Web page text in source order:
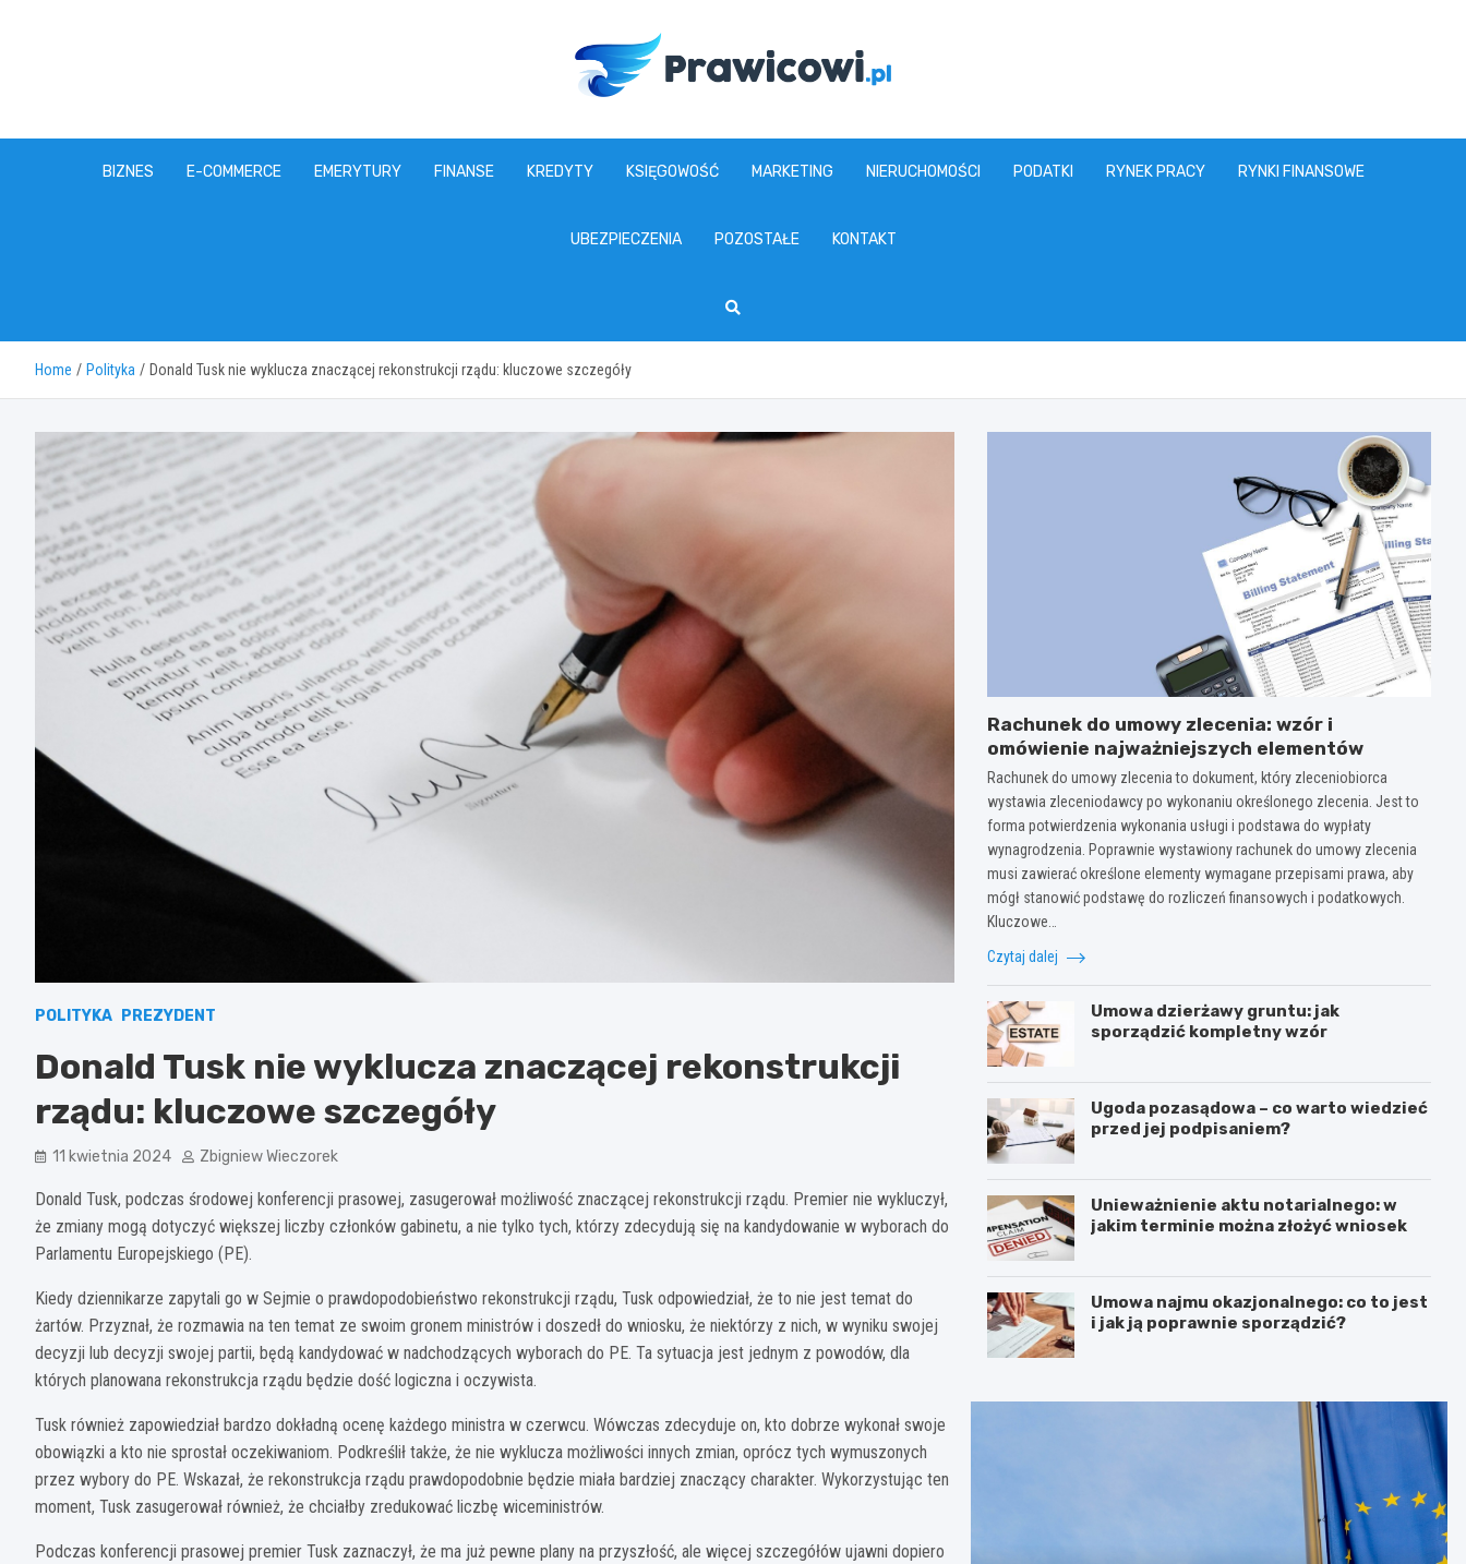
BIZNES E-COMMERCE EMERYTURY FINANSE KREDYTY KSIĘGOWOŚĆ MARKETING NIERUCHOMOŚCI PODATKI RYNEK PRACY RYNKI FINANSOWE
UBEZPIECZENIA POZOSTAŁE KONTAKT
Home Polityka Donald Tusk nie wyklucza znaczącej rekonstrukcji rządu: kluczowe szczegóły
POLITYKA PREZYDENT
Donald Tusk nie wyklucza znaczącej rekonstrukcji
rządu: kluczowe szczegóły
11 kwietnia 2024 Zbigniew Wieczorek
Donald Tusk, podczas środowej konferencji prasowej, zasugerował możliwość znaczącej rekonstrukcji rządu. Premier nie wykluczył,
że zmiany mogą dotyczyć większej liczby członków gabinetu, a nie tylko tych, którzy zdecydują się na kandydowanie w wyborach do
Parlamentu Europejskiego (PE).
Kiedy dziennikarze zapytali go w Sejmie o prawdopodobieństwo rekonstrukcji rządu, Tusk odpowiedział, że to nie jest temat do
żartów. Przyznał, że rozmawia na ten temat ze swoim gronem ministrów i doszedł do wniosku, że niektórzy z nich, w wyniku swojej
decyzji lub decyzji swojej partii, będą kandydować w nadchodzących wyborach do PE. Ta sytuacja jest jednym z powodów, dla
których planowana rekonstrukcja rządu będzie dość logiczna i oczywista.
Tusk również zapowiedział bardzo dokładną ocenę każdego ministra w czerwcu. Wówczas zdecyduje on, kto dobrze wykonał swoje
obowiązki a kto nie sprostał oczekiwaniom. Podkreślił także, że nie wyklucza możliwości innych zmian, oprócz tych wymuszonych
przez wybory do PE. Wskazał, że rekonstrukcja rządu prawdopodobnie będzie miała bardziej znaczący charakter. Wykorzystując ten
moment, Tusk zasugerował również, że chciałby zredukować liczbę wiceministrów.
Podczas konferencji prasowej premier Tusk zaznaczył, że ma już pewne plany na przyszłość, ale więcej szczegółów ujawni dopiero
Rachunek do umowy zlecenia: wzór i
omówienie najważniejszych elementów
Rachunek do umowy zlecenia to dokument, który zleceniobiorca
wystawia zleceniodawcy po wykonaniu określonego zlecenia. Jest to
forma potwierdzenia wykonania usługi i podstawa do wypłaty
wynagrodzenia. Poprawnie wystawiony rachunek do umowy zlecenia
musi zawierać określone elementy wymagane przepisami prawa, aby
mógł stanowić podstawę do rozliczeń finansowych i podatkowych.
Kluczowe…
Czytaj dalej
Umowa dzierżawy gruntu: jak
sporządzić kompletny wzór
Ugoda pozasądowa – co warto wiedzieć
przed jej podpisaniem?
Unieważnienie aktu notarialnego: w
jakim terminie można złożyć wniosek
Umowa najmu okazjonalnego: co to jest
i jak ją poprawnie sporządzić?